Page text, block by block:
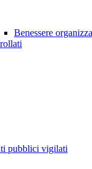
Benessere
pubblici vigilati